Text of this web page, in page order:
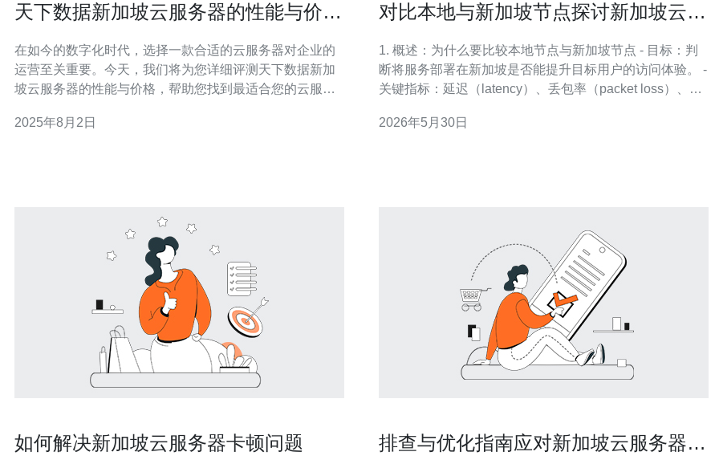
天下数据新加坡云服务器的性能与价格
在如今的数字化时代，选择一款合适的云服务器对企业的
运营至关重要。今天，我们将为您详细评测天下数据新加
坡云服务器的性能与价格，帮助您找到最适合您的云服务
据新加坡云服务器概述 天下数据是一家知名的云服务提供
2025年8月2日
对比本地与新加坡节点探讨新加坡云服
1. 概述：为什么要比较本地节点与新加坡节点 - 目标：判
断将服务部署在新加坡是否能提升目标用户的访问体验。 -
关键指标：延迟（latency）、丢包率（packet loss）、抖
（TTFB）。 2. 准备工作：需要的工具与账号 - 工具：
2026年5月30日
如何解决新加坡云服务器卡顿问题
排查与优化指南应对新加坡云服务器延